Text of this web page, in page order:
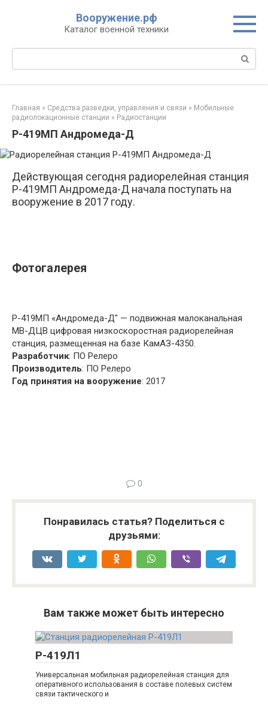
Вооружение.рф
Каталог военной техники
Поиск:
Главная » Средства разведки, управления и связи » Мобильные
радиолокационные станции » Радиостанции
Р-419МП Андромеда-Д
Действующая сегодня радиорелейная станция
Р-419МП Андромеда-Д начала поступать на
вооружение в 2017 году.
Фотогалерея
Р-419МП «Андромеда-Д" — подвижная малоканальная
МВ-ДЦВ цифровая низкоскоростная радиорелейная
станция, размещенная на базе КамАЗ-4350.
Разработчик: ПО Релеро
Производитель: ПО Релеро
Год принятия на вооружение: 2017
0
Понравилась статья? Поделиться с
друзьями:
Вам также может быть интересно
Р-419Л1
Универсальная мобильная радиорелейная станция для
оперативного использования в составе полевых систем
связи тактического и